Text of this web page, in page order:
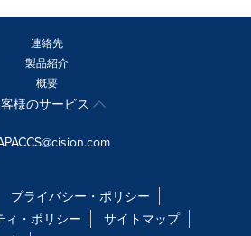
連絡先
製品紹介
概要
様のサービス
プライバシー・ポリシー
ィ・ポリシー
サイトマップ